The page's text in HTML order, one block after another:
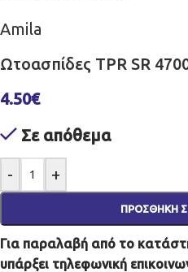
Amila
Ωτοασπίδες TPR SR
4.50€
Σε απόθεμα
- +
ΠΡΟΣΘΉΚΗ
Για παραλαβή από το
υπάρξει τηλεφωνική